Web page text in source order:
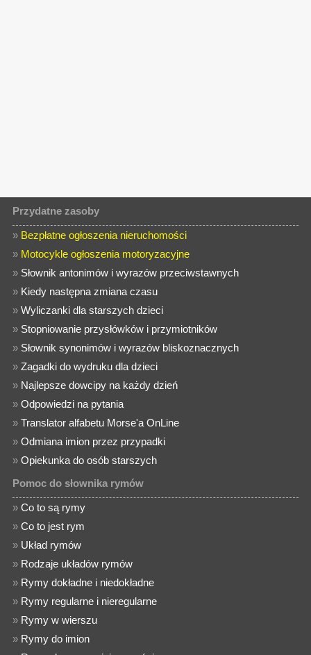
Przydatne zasoby
» Bezpłatne ogłoszenia nieruchomości
» Motocykle ogłoszenia motoryzacyjne
» Słownik antonimów i wyrazów przeciwstawnych
» Kiedy następna zmiana czasu
»Wyliczanki dla starszych dzieci
» Stopniowanie przysłówków i przymiotników
» Słownik synonimów i wyrazów bliskoznacznych
»Zagadki do wydruku dla dzieci
» Najlepsze dowcipy na każdy dzień
»Odpowiedzi na pytania
»Translator alfabetu Morse'a OnLine
»Odmiana imion przez przypadki
»Opiekunka do osób starszych
Pomoc do słownika rymów
»Co to są rymy
»Co to jest rym
» Układ rymów
» Rodzaje układów rymów
» Rymy dokładne i niedokładne
» Rymy regularne i nieregularne
» Rymy w wierszu
» Rymy do imion